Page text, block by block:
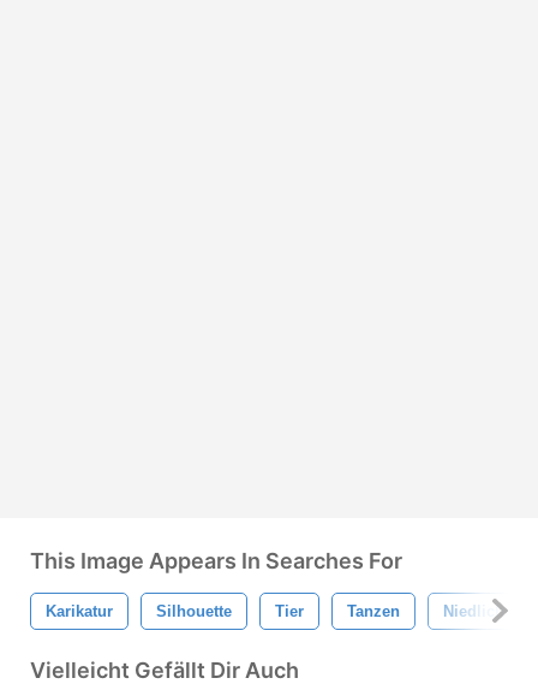
This Image Appears In Searches For
Karikatur Silhouette Tier Tanzen Niedlich
Vielleicht Gefällt Dir Auch